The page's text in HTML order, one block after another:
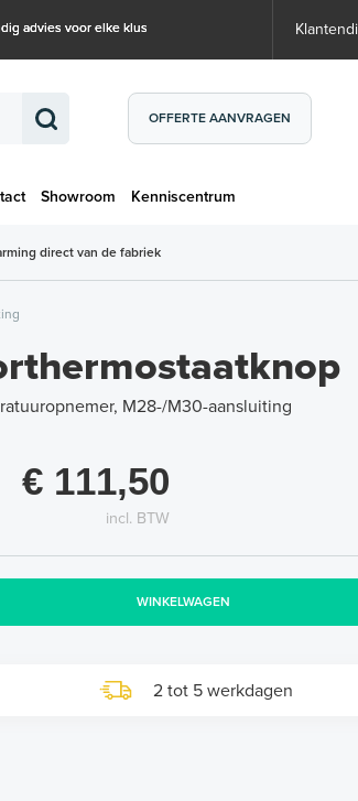
advies voor elke klus
OFFERTE AANVRAGEN
Showroom Kenniscentrum
€ 0,00
direct van de fabriek
M28-/M30-aansluiting
€ 111,50
incl. BTW
WINKELWAGEN
2 tot 5 werkdagen